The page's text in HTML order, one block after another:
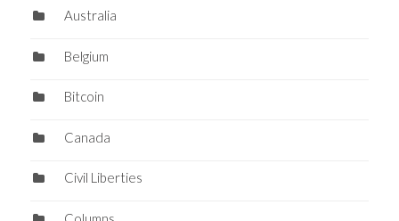
Australia
Belgium
Bitcoin
Canada
Civil Liberties